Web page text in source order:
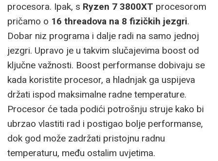
procesora. Ipak, s Ryzen 7 3800XT procesorom
pričamo o 16 threadova na 8 fizičkih jezgri.
Dobar niz programa i dalje radi na samo jednoj
jezgri. Upravo je u takvim slučajevima boost od
ključne važnosti. Boost performanse dobivaju se
kada koristite procesor, a hladnjak ga uspijeva
držati ispod maksimalne radne temperature.
Procesor će tada podići potrošnju struje kako bi
ubrzao vlastiti rad i postigao bolje performanse,
dok god može zadržati pristojnu radnu
temperaturu, među ostalim uvjetima.